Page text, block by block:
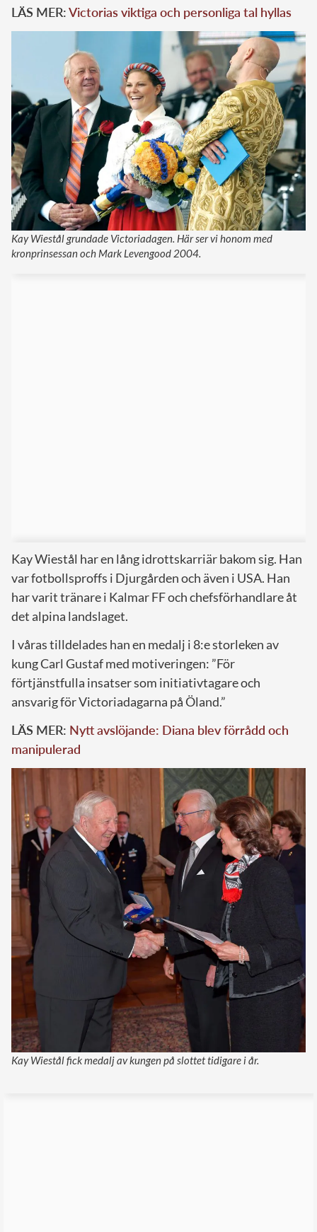
LÄS MER:Victorias viktiga och personliga tal hyllas
Kay Wiestål grundade Victoriadagen. Här ser vi honom med
kronprinsessan och Mark Levengood 2004.
Kay Wiestål har en lång idrottskarriär bakom sig. Han
var fotbollsproffs i Djurgården och även i USA. Han
har varit tränare i Kalmar FF och chefsförhandlare åt
det alpina landslaget.
I våras tilldelades han en medalj i 8:e storleken av
kung Carl Gustaf med motiveringen: ”För
förtjänstfulla insatser som initiativtagare och
ansvarig för Victoriadagarna på Öland.”
LÄS MER: Nytt avslöjande: Diana blev förrådd och
manipulerad
Kay Wiestål fick medalj av kungen på slottet tidigare i år.